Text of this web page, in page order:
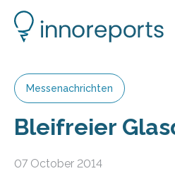
Messenachrichten
Bleifreier
07 October 2014